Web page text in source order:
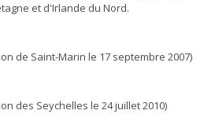
et d'Irlande du Nord.
de Saint-Marin le 17 septembre 2007)
des Seychelles le 24 juillet 2010)